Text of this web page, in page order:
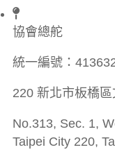
協會總舵
統一編號：
220 新北市板橋
No.313, Sec. 1,
Taipei City 220,